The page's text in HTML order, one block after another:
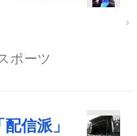
ポーツ
信派」